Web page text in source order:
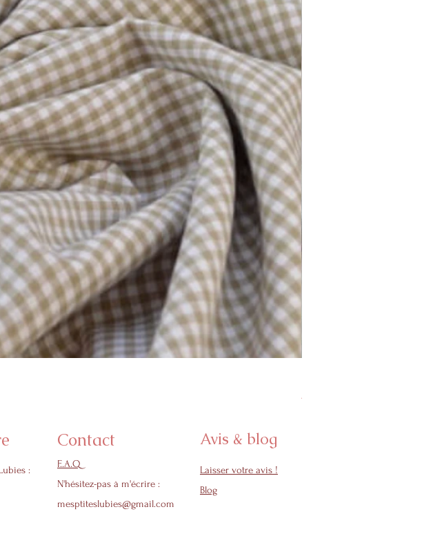
À partir de
Prix promotionnel
:
Contact
F..A.Q
N'hésitez-pas à m'écrire :
mesptiteslubies@gmail.com
Avis & blog
Laisser votre avis !
Blog